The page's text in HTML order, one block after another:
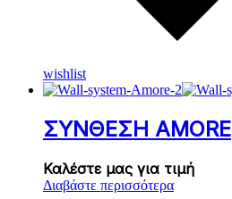
wishlist
ΣΥΝΘΕΣΗ AMORE
Καλέστε μας για τιμή
Διαβάστε περισσότερα